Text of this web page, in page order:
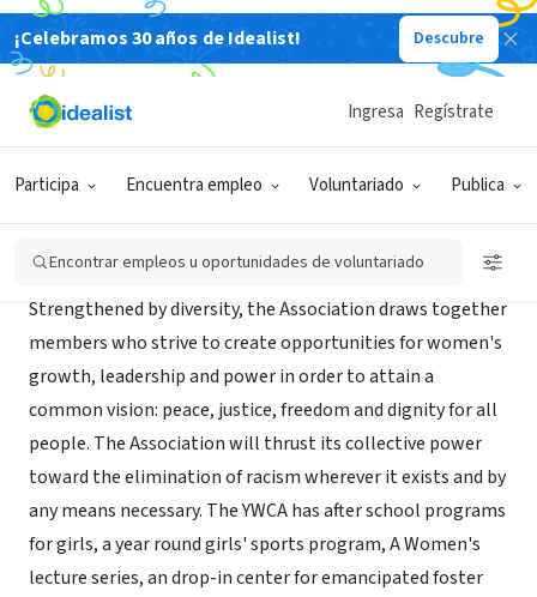
¡Celebramos 30 años de Idealist! Descubre
Participa Encuentra empleo Voluntariado Publica
Ingresa Regístrate
Encontrar empleos u oportunidades de voluntariado
ORGANIZACIÓN SIN FIN DE LUCRO
YWCA Pasadena, California
Strengthened by diversity, the Association draws together
members who strive to create opportunities for women's
growth, leadership and power in order to attain a
common vision: peace, justice, freedom and dignity for all
people. The Association will thrust its collective power
toward the elimination of racism wherever it exists and by
any means necessary. The YWCA has after school programs
for girls, a year round girls' sports program, A Women's
lecture series, an drop-in center for emancipated foster